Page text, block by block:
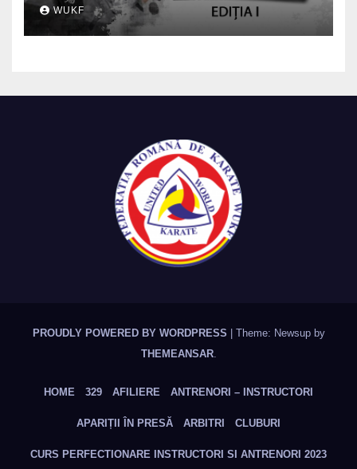
WUKF
PROUDLY POWERED BY WORDPRESS
Theme: Newsup by
THEMEANSAR.
HOME 329 AFILIERE ANTRENORI – INSTRUCTORI
APARIȚII ÎN PRESĂ ARBITRI CLUBURI
CURS PERFECTIONARE INSTRUCTORI SI ANTRENORI 2023